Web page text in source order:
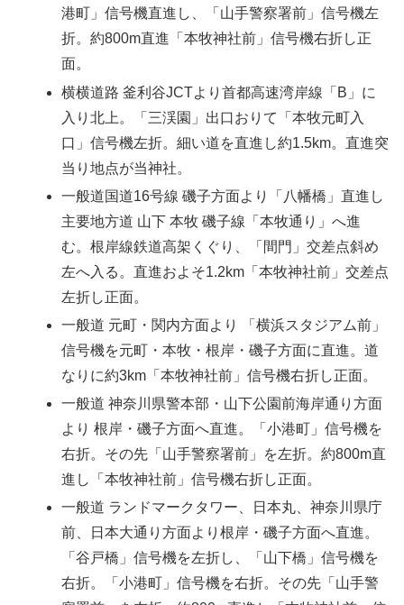
港町」信号機直進し、「山手警察署前」信号機左
折。約800m直進「本牧神社前」信号機右折し正
面。
横横道路 釜利谷JCTより首都高速湾岸線「B」に
入り北上。「三渓園」出口おりて「本牧元町入
口」信号機左折。細い道を直進し約1.5km。直進突
当り地点が当神社。
一般道国道16号線 磯子方面より「八幡橋」直進し
主要地方道 山下 本牧 磯子線「本牧通り」へ進
む。根岸線鉄道高架くぐり、「間門」交差点斜め
左へ入る。直進およそ1.2km「本牧神社前」交差点
左折し正面。
一般道 元町・関内方面より 「横浜スタジアム前」
信号機を元町・本牧・根岸・磯子方面に直進。道
なりに約3km「本牧神社前」信号機右折し正面。
一般道 神奈川県警本部・山下公園前海岸通り方面
より 根岸・磯子方面へ直進。「小港町」信号機を
右折。その先「山手警察署前」を左折。約800m直
進し「本牧神社前」信号機右折し正面。
一般道 ランドマークタワー、日本丸、神奈川県庁
前、日本大通り方面より根岸・磯子方面へ直進。
「谷戸橋」信号機を左折し、「山下橋」信号機を
右折。「小港町」信号機を右折。その先「山手警